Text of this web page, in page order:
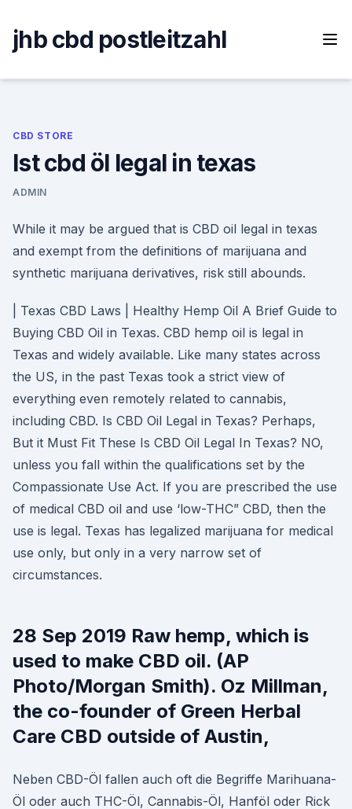
content
jhb cbd postleitzahl
CBD STORE
Ist cbd öl legal in texas
ADMIN
While it may be argued that is CBD oil legal in texas
and exempt from the definitions of marijuana and
synthetic marijuana derivatives, risk still abounds.
| Texas CBD Laws | Healthy Hemp Oil A Brief Guide to
Buying CBD Oil in Texas. CBD hemp oil is legal in
Texas and widely available. Like many states across
the US, in the past Texas took a strict view of
everything even remotely related to cannabis,
including CBD. Is CBD Oil Legal in Texas? Perhaps,
But it Must Fit These Is CBD Oil Legal In Texas? NO,
unless you fall within the qualifications set by the
Compassionate Use Act. If you are prescribed the use
of medical CBD oil and use ‘low-THC” CBD, then the
use is legal. Texas has legalized marijuana for medical
use only, but only in a very narrow set of
circumstances.
28 Sep 2019 Raw hemp, which is
used to make CBD oil. (AP
Photo/Morgan Smith). Oz Millman,
the co-founder of Green Herbal
Care CBD outside of Austin,
Neben CBD-Öl fallen auch oft die Begriffe Marihuana-
Öl oder auch THC-Öl, Cannabis-Öl, Hanföl oder Rick